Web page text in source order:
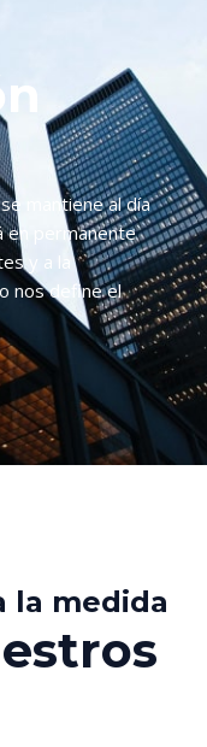
mantiene al día
en permanente
y a la
nos define el
la medida